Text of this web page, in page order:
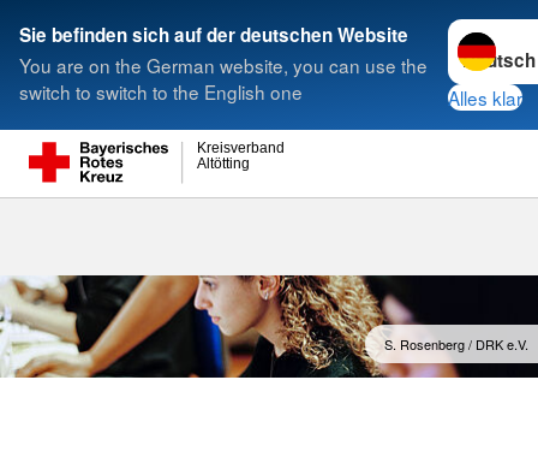
Sie befinden sich auf der deutschen Website
You are on the German website, you can use the
switch to switch to the English one
Sprache
Alles klar
Altötting
Kreisverband
Suche
S. Rosenberg / DRK e.V.